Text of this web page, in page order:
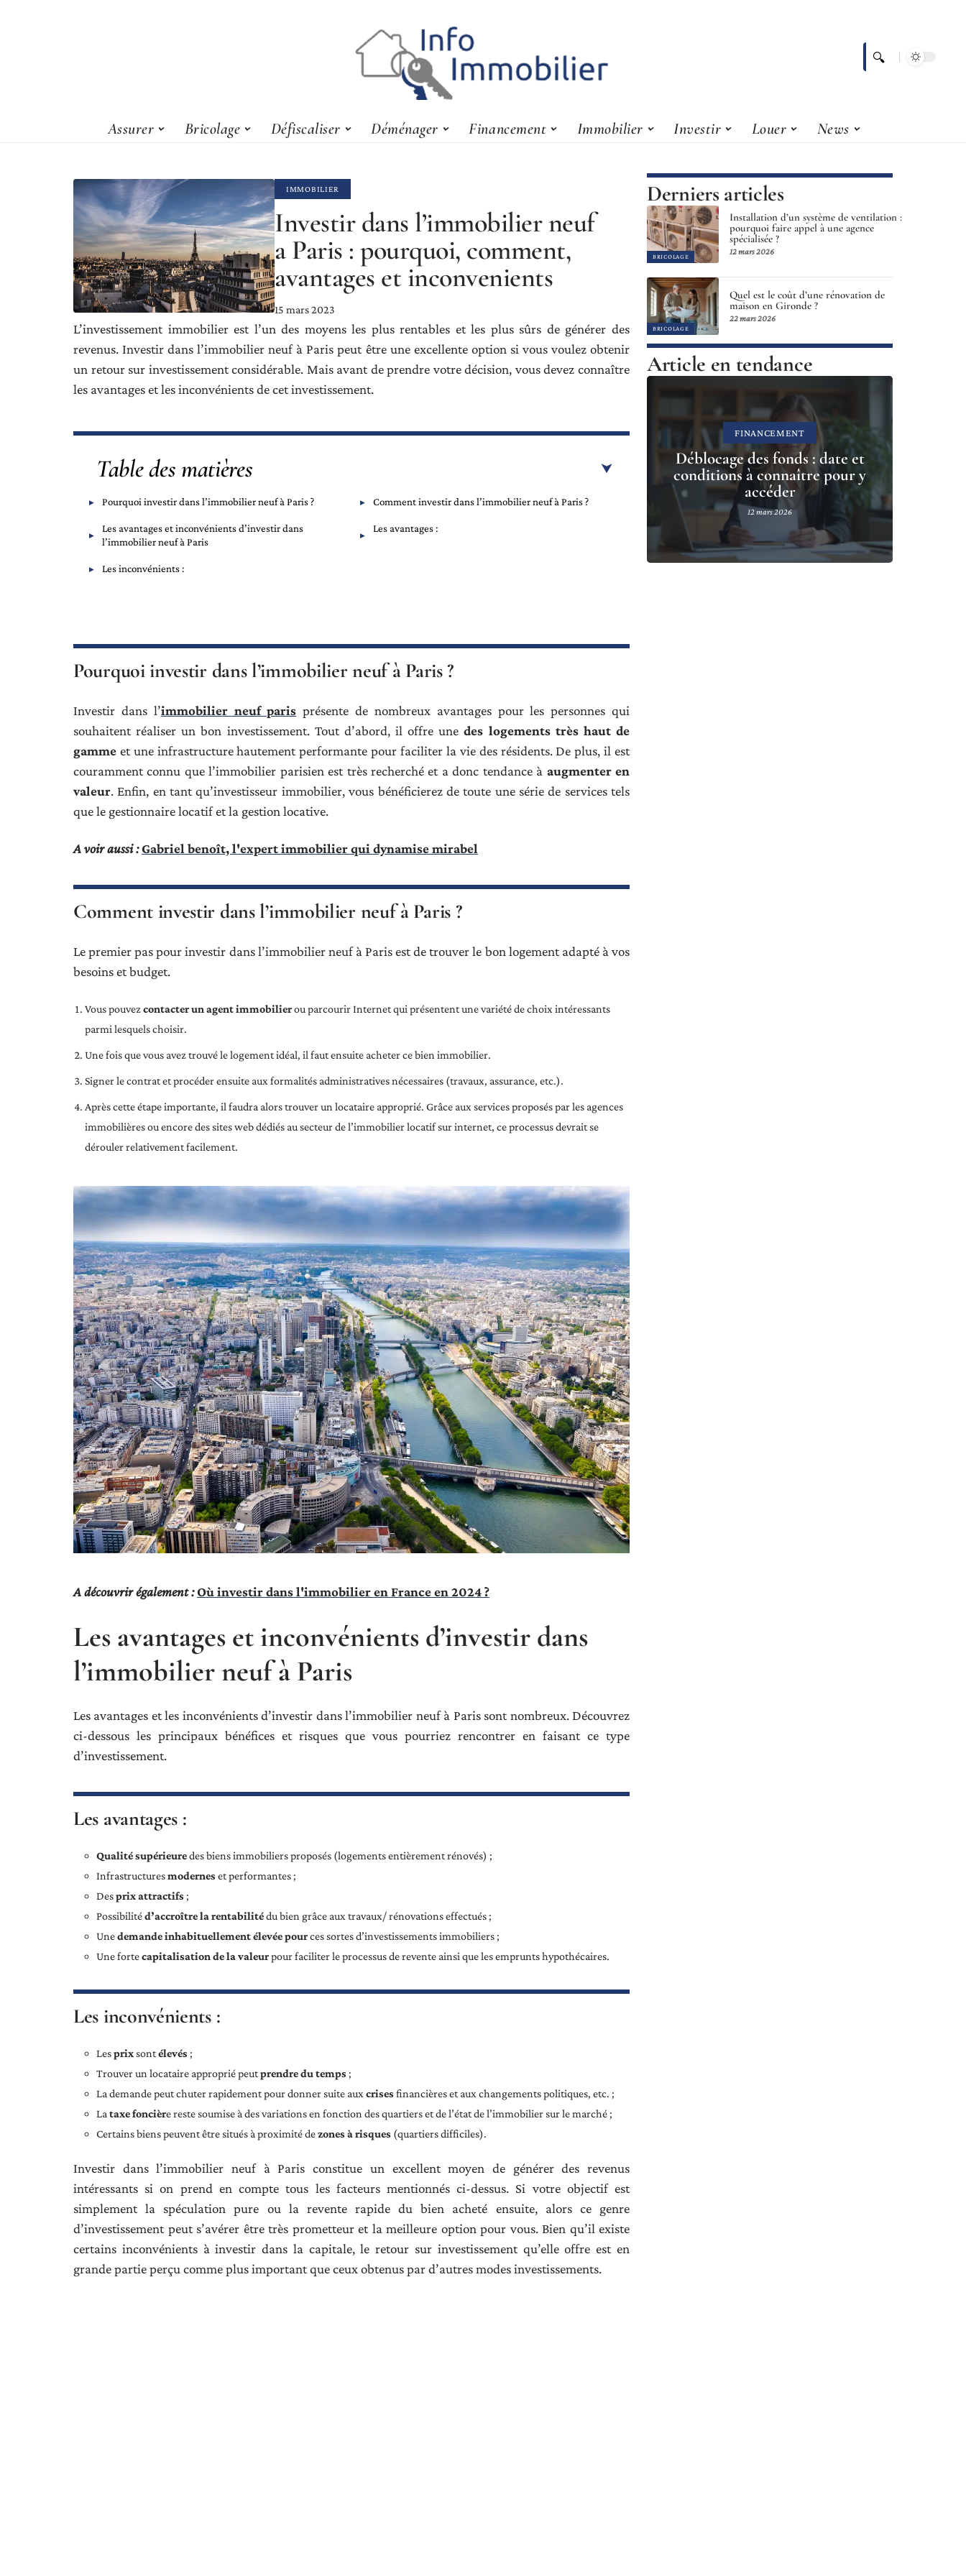
Assurer Bricolage Défiscaliser Déménager Financement Immobilier Investir Louer News
IMMOBILIER
Investir dans l’immobilier neuf
a Paris : pourquoi, comment,
avantages et inconvenients
15 mars 2023
L’investissement immobilier est l’un des moyens les plus rentables et les plus sûrs de générer des
revenus. Investir dans l’immobilier neuf à Paris peut être une excellente option si vous voulez obtenir
un retour sur investissement considérable. Mais avant de prendre votre décision, vous devez connaître
les avantages et les inconvénients de cet investissement.
Table des matières
Pourquoi investir dans l’immobilier neuf à Paris ? Comment investir dans l’immobilier neuf à Paris ?
Les avantages et inconvénients d’investir dans
l’immobilier neuf à Paris
Les avantages :
Les inconvénients :
Pourquoi investir dans l’immobilier neuf à Paris ?
Investir dans l’immobilier neuf paris présente de nombreux avantages pour les personnes qui
souhaitent réaliser un bon investissement. Tout d’abord, il offre unedes logements très haut de
gamme et une infrastructure hautement performante pour faciliter la vie des résidents. De plus, il est
couramment connu que l’immobilier parisien est très recherché et a donc tendance à augmenter en
valeur. Enfin, en tant qu’investisseur immobilier, vous bénéficierez de toute une série de services tels
que le gestionnaire locatif et la gestion locative.
A voir aussi :Gabriel benoît, l'expert immobilier qui dynamise mirabel
Comment investir dans l’immobilier neuf à Paris ?
Le premier pas pour investir dans l’immobilier neuf à Paris est de trouver le bon logement adapté à vos
besoins et budget.
Vous pouvezcontacter un agent immobilierou parcourir Internet qui présentent une variété de choix intéressants
parmi lesquels choisir.
Une fois que vous avez trouvé le logement idéal, il faut ensuite acheter ce bien immobilier.
Signer le contrat et procéder ensuite aux formalités administratives nécessaires (travaux, assurance, etc.).
Après cette étape importante, il faudra alors trouver un locataire approprié. Grâce aux services proposés par les agences
immobilières ou encore des sites web dédiés au secteur de l’immobilier locatif sur internet, ce processus devrait se
dérouler relativement facilement.
A découvrir également :Où investir dans l'immobilier en France en 2024 ?
Les avantages et inconvénients d’investir dans
l’immobilier neuf à Paris
Les avantages et les inconvénients d’investir dans l’immobilier neuf à Paris sont nombreux. Découvrez
ci-dessous les principaux bénéfices et risques que vous pourriez rencontrer en faisant ce type
d’investissement.
Les avantages :
Qualité supérieuredes biens immobiliers proposés (logements entièrement rénovés) ;
Infrastructuresmodernes et performantes ;
Desprix attractifs ;
Possibilitéd’accroître la rentabilitédu bien grâce aux travaux/ rénovations effectués ;
Unedemande inhabituellement élevée pources sortes d’investissements immobiliers ;
Une fortecapitalisation de la valeurpour faciliter le processus de revente ainsi que les emprunts hypothécaires.
Les inconvénients :
Lesprixsontélevés ;
Trouver un locataire approprié peutprendre du temps ;
La demande peut chuter rapidement pour donner suite aux crises financières et aux changements politiques, etc. ;
La taxe foncière reste soumise à des variations en fonction des quartiers et de l’état de l’immobilier sur le marché ;
Certains biens peuvent être situés à proximité dezones à risques (quartiers difficiles).
Investir dans l’immobilier neuf à Paris constitue un excellent moyen de générer des revenus
intéressants si on prend en compte tous les facteurs mentionnés ci-dessus. Si votre objectif est
simplement la spéculation pure ou la revente rapide du bien acheté ensuite, alors ce genre
d’investissement peut s’avérer être très prometteur et la meilleure option pour vous. Bien qu’il existe
certains inconvénients à investir dans la capitale, le retour sur investissement qu’elle offre est en
grande partie perçu comme plus important que ceux obtenus par d’autres modes investissements.
Derniers articles
BRICOLAGE
Installation d’un système de ventilation :
pourquoi faire appel à une agence
spécialisée ?
12 mars 2026
BRICOLAGE
Quel est le coût d’une rénovation de
maison en Gironde ?
22 mars 2026
Article en tendance
FINANCEMENT
Déblocage des fonds : date et
conditions à connaître pour y
accéder
12 mars 2026